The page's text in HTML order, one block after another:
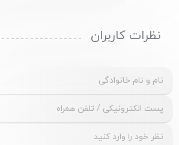
نظرات کاربران